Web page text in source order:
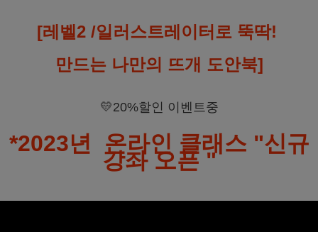
[레벨2 /일러스트레이터로 뚝딱!
만드는 나만의 뜨개 도안북]
💛20%할인 이벤트중
*2023년 온라인 클래스 "신규
강좌 오픈 "